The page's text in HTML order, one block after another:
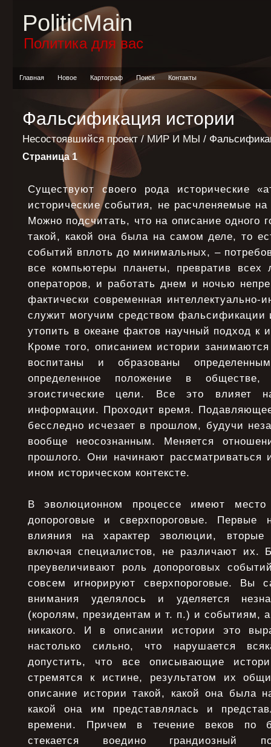
PoliticMain
Политика для вас
Главная Новое Картограф Поиск Контакты
Фальсификация истории
Несостоявшийся проект / МИР И МЫ /
Страница 1
Существуют своего рода исторические
исторические события, не расчленяемые
Можно подсчитать, что на описание одного
такой, какой она была на самом деле, то
событий вплоть до минимальных, –
все компьютеры планеты, превратив
операторов, и работать днем и ночью
фактически современная интеллектуально-
служит могучим средством фальсификации
утопить в океане фактов научный подход к
Кроме того, описанием истории
воспитаны и образованы
определенное положение в обществе,
эгоистические цели. Все это влияет
информации. Проходит время.
бесследно исчезает в прошлом, будучи
вообще неосознанным. Меняется
прошлого. Они начинают рассматриваться
ином историческом контексте.
В эволюционном процессе имеют
допороговые и сверхпороговые. Первые
влияния на характер эволюции,
включая специалистов, не различают их.
преувеличивают роль допороговых
совсем игнорируют сверхпороговые. Вы
внимания уделялось и уделяется
(королям, президентам и т. п.) и событиям,
никакого. И в описании истории это
настолько сильно, что нарушается
допустить, что все описывающие
стремятся к истине, результатом их
описание истории такой, какой она была
какой она им представлялась и
времени. Причем в течение веков по
стекается воедино грандиозный